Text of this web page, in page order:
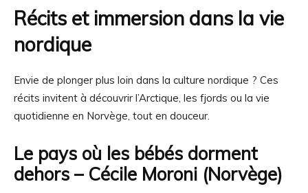
Récits et immersion dans la vie
nordique
Envie de plonger plus loin dans la culture nordique ? Ces
récits invitent à découvrir l’Arctique, les fjords ou la vie
quotidienne en Norvège, tout en douceur.
Le pays où les bébés dorment
dehors – Cécile Moroni (Norvège)